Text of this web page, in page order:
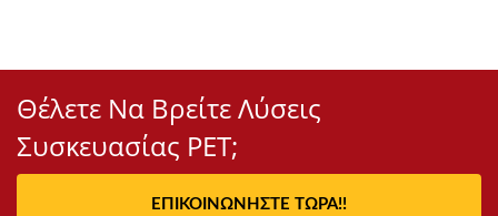
Θέλετε Να Βρείτε Λύσεις
Συσκευασίας PET;
ΕΠΙΚΟΙΝΩΝΉΣΤΕ ΤΏΡΑ!!